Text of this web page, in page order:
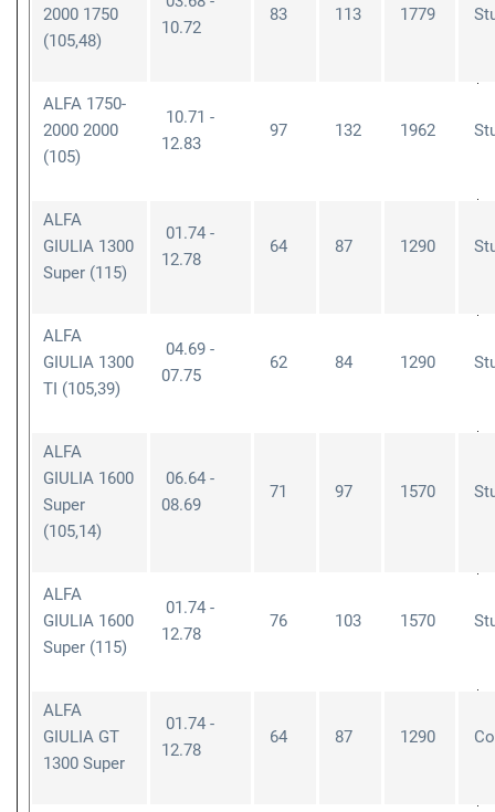
2000 1750
(105,48)
10.72
83 113 1779
ALFA 1750-
2000 2000
(105)
10.71 -
12.83
97 132 1962
ALFA
GIULIA 1300
Super (115)
01.74 -
12.78
64 87 1290
ALFA
GIULIA 1300
TI (105,39)
04.69 -
07.75
62 84 1290
ALFA
GIULIA 1600
Super
(105,14)
06.64 -
08.69
71 97 1570
ALFA
GIULIA 1600
Super (115)
01.74 -
12.78
76 103 1570
ALFA
GIULIA GT
1300 Super
01.74 -
12.78
64 87 1290